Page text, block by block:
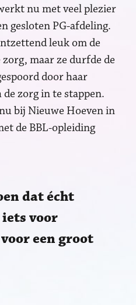
nu met veel plezier
gesloten PG-afdeling.
leuk om de
maar ze durfde de
door haar
zorg in te stappen.
bij Nieuwe Hoeven in
de BBL-opleiding
dat écht
voor
een groot